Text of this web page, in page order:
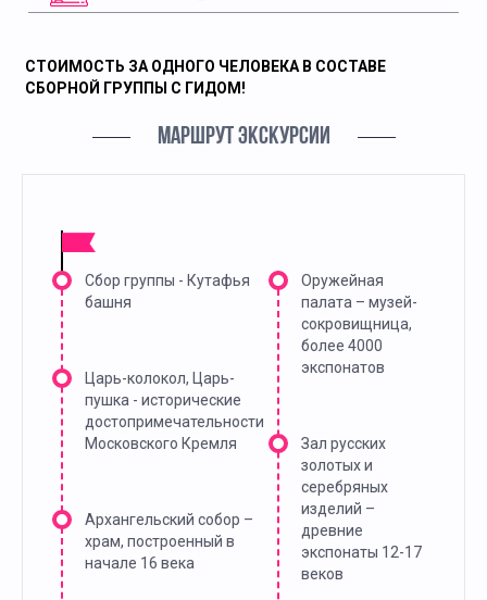
СТОИМОСТЬ ЗА ОДНОГО ЧЕЛОВЕКА В СОСТАВЕ
СБОРНОЙ ГРУППЫ С ГИДОМ!
МАРШРУТ ЭКСКУРСИИ
Сбор группы - Кутафья
башня
Царь-колокол, Царь-
пушка - исторические
достопримечательности
Московского Кремля
Архангельский собор –
храм, построенный в
начале 16 века
Оружейная
палата – музей-
сокровищница,
более 4000
экспонатов
Зал русских
золотых и
серебряных
изделий –
древние
экспонаты 12-17
веков